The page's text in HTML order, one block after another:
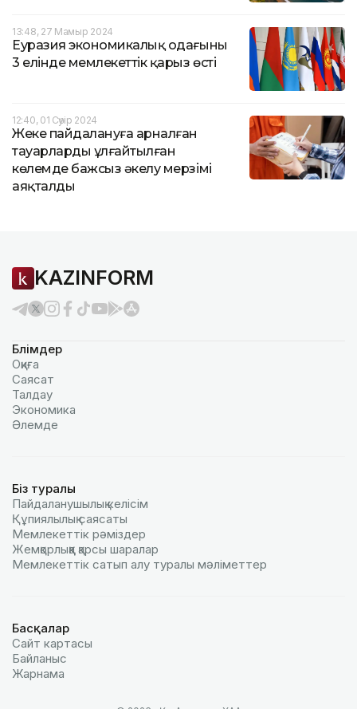
13:48, 27 Мамыр 2024
Еуразия экономикалық одағының
3 елінде мемлекеттік қарыз өсті
12:40, 01 Сәуір 2024
Жеке пайдалануға арналған
тауарларды ұлғайтылған
көлемде бажсыз әкелу мерзімі
аяқталды
KAZINFORM
Бөлімдер
Оқиға
Саясат
Талдау
Экономика
Әлемде
Біз туралы
Пайдаланушылық келiciм
Құпиялылық саясаты
Мемлекеттік рәміздер
Жемқорлыққа қарсы шаралар
Мемлекеттік сатып алу туралы мәлiметтер
Басқалар
Сайт картасы
Байланыс
Жарнама